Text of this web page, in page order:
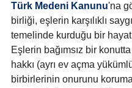
Türk Medeni Kanunu'na
birliği, eşlerin karşılıklı
temelinde kurduğu bir hayat
Eşlerin bağımsız bir
hakkı (ayrı ev açma
birbirlerinin onurunu koruma